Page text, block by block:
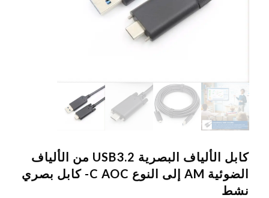
كابل الألياف البصرية USB3.2 من الألياف
الضوئية AM إلى النوع C AOC- كابل بصري
نشط